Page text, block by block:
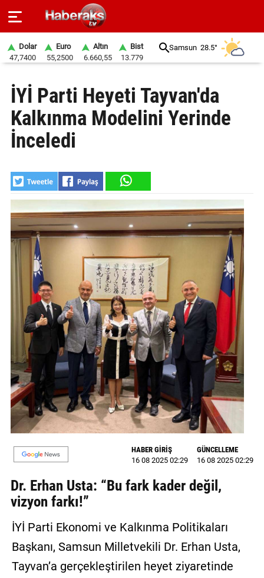
SPOR
YAŞAM
BELEDİYELER
SAĞLIK
SİYASET
EĞİTİM
GALERİ
VİDEO
YAZARLAR
BİZE
ULAŞIN
Künye
İletişim
Gizlilik
Sözleşmesi
Kullanıcı
Sözleşmesi
Dolar
47,7400
Euro
55,2500
Altın
6.660,55
Bist
13.779
Samsun 28.5°
İYİ Parti Heyeti Tayvan'da
Kalkınma Modelini Yerinde
İnceledi
HABER GİRİŞ
16 08 2025 02:29
GÜNCELLEME
16 08 2025 02:29
Dr. Erhan Usta: “Bu fark kader değil,
vizyon farkı!”
İYİ Parti Ekonomi ve Kalkınma Politikaları
Başkanı, Samsun Milletvekili Dr. Erhan Usta,
Tayvan’a gerçekleştirilen heyet ziyaretinde